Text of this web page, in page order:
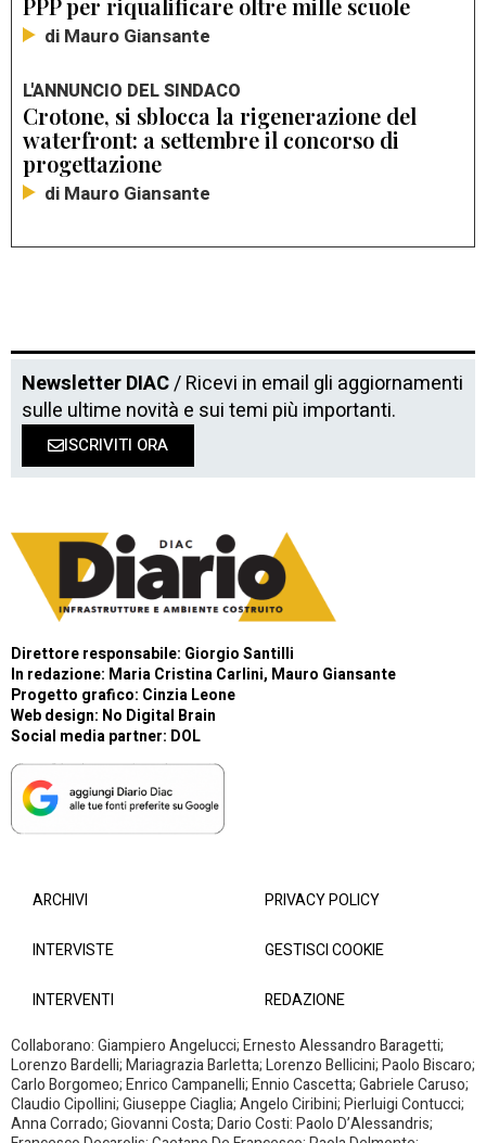
PPP per riqualificare oltre mille scuole
di Mauro Giansante
L'ANNUNCIO DEL SINDACO
Crotone, si sblocca la rigenerazione del
waterfront: a settembre il concorso di
progettazione
di Mauro Giansante
Newsletter DIAC/ Ricevi in email gli aggiornamenti
sulle ultime novità e sui temi più importanti.
ISCRIVITI ORA
Direttore responsabile: Giorgio Santilli
In redazione: Maria Cristina Carlini, Mauro Giansante
Progetto grafico: Cinzia Leone
Web design: No Digital Brain
Social media partner: DOL
ARCHIVI
INTERVISTE
INTERVENTI
PRIVACY POLICY
GESTISCI COOKIE
REDAZIONE
Collaborano: Giampiero Angelucci; Ernesto Alessandro Baragetti;
Lorenzo Bardelli; Mariagrazia Barletta; Lorenzo Bellicini; Paolo Biscaro;
Carlo Borgomeo; Enrico Campanelli; Ennio Cascetta; Gabriele Caruso;
Claudio Cipollini; Giuseppe Ciaglia; Angelo Ciribini; Pierluigi Contucci;
Anna Corrado; Giovanni Costa; Dario Costi: Paolo D’Alessandris;